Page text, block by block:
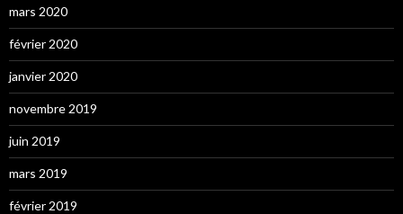
mars 2020
février 2020
janvier 2020
novembre 2019
juin 2019
mars 2019
février 2019